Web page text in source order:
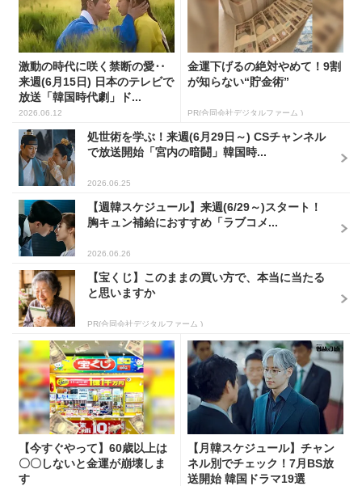
激動の時代に咲く禁断の愛‥
来週(6月15日) 日本のテレビで
放送「韓国時代劇」ド...
2026.06.12
金運下げるの絶対やめて！9割
が知らない“貯金術”
PR(合同会社デジタルファーム )
処世術を学ぶ！来週(6月29日～) CSチャンネル
で放送開始「宮内の暗闘」韓国時...
2026.06.25
【週韓スケジュール】来週(6/29～)スタート！
胸キュン補給におすすめ「ラブコメ...
2026.06.26
【宝くじ】このままの買い方で、本当に当たる
と思いますか
PR(合同会社デジタルファーム )
【今すぐやって】60歳以上は
〇〇しないと金運が崩壊しま
す
【月韓スケジュール】チャン
ネル別でチェック！7月BS放
送開始 韓国ドラマ19選